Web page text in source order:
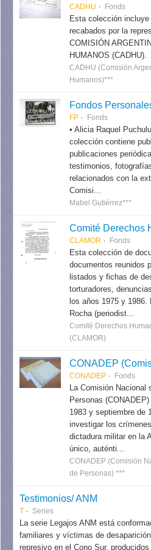
CADHU Fonds
Esta colección
recabados por la
COMISIÓN
HUMANOS (CADHU).
CADHU (Comisión
Humanos)***
Fondos
FP Fonds
• Alicia Raquel
colección contiene
publicaciones
testimonios,
relacionados con la
Comisi...
Mabel Gutiérrez***
CLAMOR Fonds
Esta colección de
documentos reunidos
listados y fichas de
torturadores,
los años 1975 y 1986.
Rocha (periodist...
Comité Derechos
(CLAMOR)
CONADEP Fonds
La Comisión Nacional
Personas
1983 y septiembre de
investigar los
dictadura militar en la
único, auténti...
CONADEP (Comisión
de Personas) ***
Testimonios/ ANM
T Series
La serie Legajos ANM está
familiares y víctimas de
represivo en el Cono Sur,